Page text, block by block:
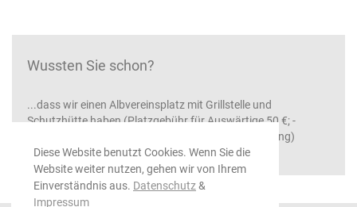
Diese Website benutzt Cookies. Wenn Sie die
Website weiter nutzen, gehen wir von Ihrem
Einverständnis aus. Datenschutz&
Impressum
Wussten Sie schon?
...dass wir einen Albvereinsplatz mit Grillstelle und
Schutzhütte haben (Platzgebühr für Auswärtige 50 €; -
Nähere Informationen erteilt die Gemeindeverwaltung)